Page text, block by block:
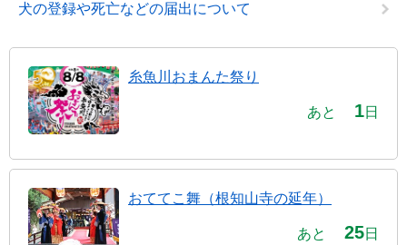
犬の登録や死亡などの届出について
糸魚川おまんた祭り
あと 1日
おててこ舞（根知山寺の延年）
あと 25日